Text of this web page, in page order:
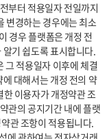
부터 적용일자 전일까지
변경하는 경우에는 최소
경우 플랫폼은 개정 전
기 쉽도록 표시합니다.
대해서는 개정 전의 약
이용자가 개정약관 조
관의 공지기간 내에 플랫
관 조항이 적용됩니다.